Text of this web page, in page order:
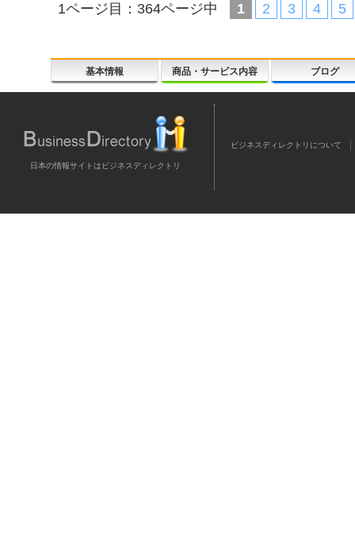
1ページ目：364ページ中 1 2 3 4 5
基本情報 商品・サービス内容 ブログ
日本の情報サイトはビジネスディレクトリ
ビジネスディレクトリについて